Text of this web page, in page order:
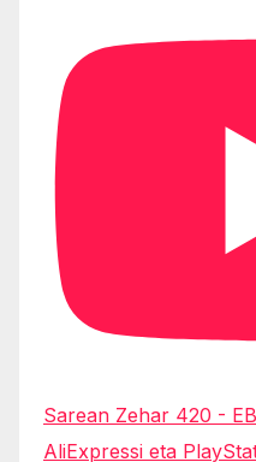
Sarean Zehar 420 -
AliExpressi eta